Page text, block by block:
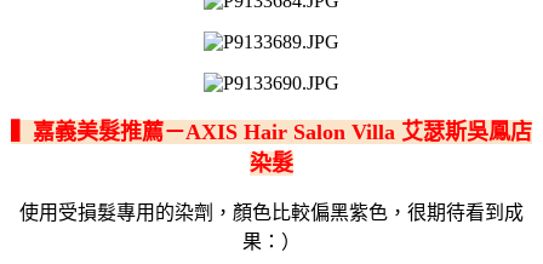
▍嘉義美髮推薦－AXIS Hair Salon Villa 艾瑟斯吳鳳店
染髮
使用受損髮專用的染劑，顏色比較偏黑紫色，很期待看到成
果：）